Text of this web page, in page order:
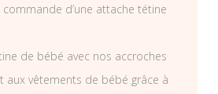
d’une attache tétine
de bébé avec nos accroches
aux vêtements de bébé grâce à